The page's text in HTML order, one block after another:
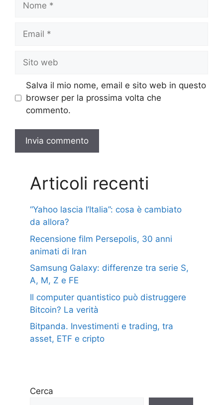
web
Salva il mio nome, email e sito web in questo
browser per la prossima volta che
commento.
Articoli recenti
“Yahoo lascia l’Italia”: cosa è cambiato
da allora?
Recensione film Persepolis, 30 anni
animati di Iran
Samsung Galaxy: differenze tra serie S,
A, M, Z e FE
Il computer quantistico può distruggere
Bitcoin? La verità
Bitpanda. Investimenti e trading, tra
asset, ETF e cripto
Cerca